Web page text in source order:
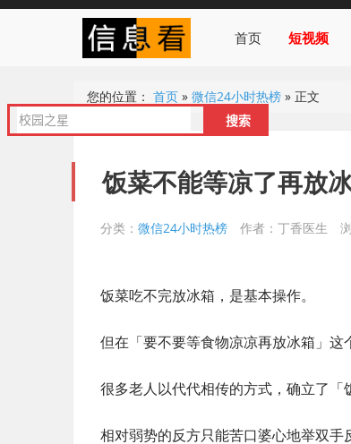
首页 短视频
您的位置： 首页 » 微信24小时热榜 » 正文
饭菜不能等凉了再放
分类： 微信24小时热榜 作者：丁香医生
饭菜吃不完放冰箱，是基本操作。
但在「要不要等食物凉凉再放冰箱」这
很多老人以代代相传的方式，确立了「
相对弱势的反方只能苦口婆心地举双手